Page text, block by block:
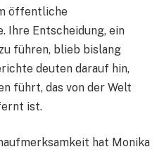
öffentliche
Ihre Entscheidung, ein
führen, blieb bislang
deuten darauf hin,
führt, das von der Welt
ist.
hat Monika